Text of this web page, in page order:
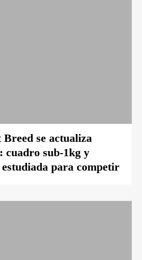
se actualiza
cuadro sub-1kg y
para competir